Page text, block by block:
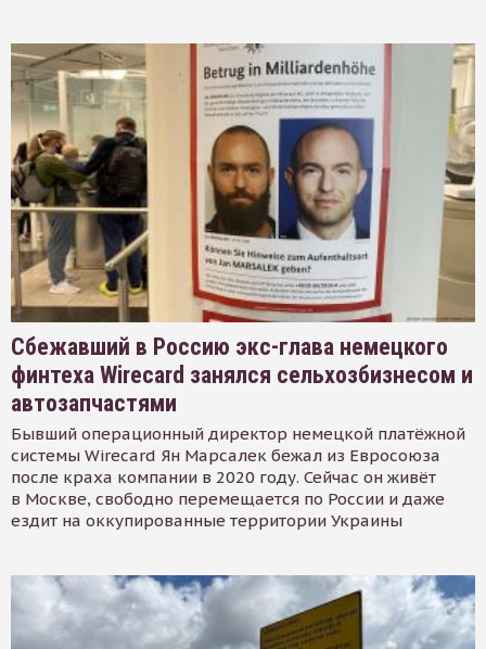
Сбежавший в Россию экс-глава немецкого
финтеха Wirecard занялся сельхозбизнесом и
автозапчастями
Бывший операционный директор немецкой платёжной
системы Wirecard Ян Марсалек бежал из Евросоюза
после краха компании в 2020 году. Сейчас он живёт
в Москве, свободно перемещается по России и даже
ездит на оккупированные территории Украины